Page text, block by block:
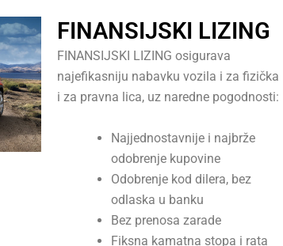
FINANSIJSKI LIZING
FINANSIJSKI LIZING osigurava
najefikasniju nabavku vozila i za fizička
i za pravna lica, uz naredne pogodnosti:
Najjednostavnije i najbrže
odobrenje kupovine
Odobrenje kod dilera, bez
odlaska u banku
Bez prenosa zarade
Fiksna kamatna stopa i rata